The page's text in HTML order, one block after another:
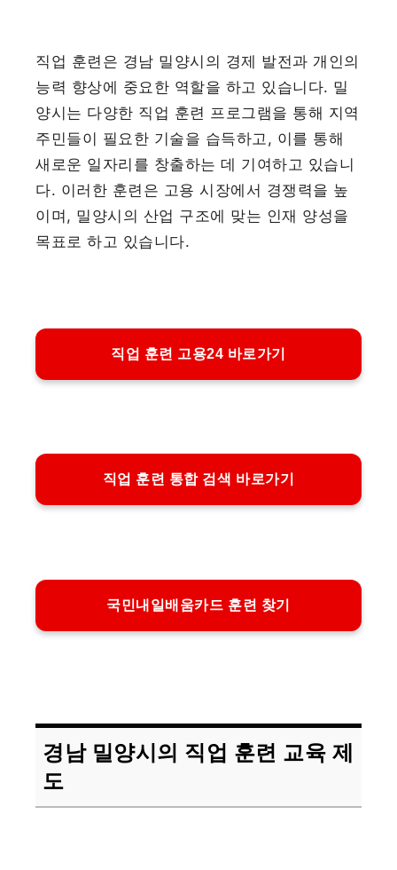
직업 훈련은 경남 밀양시의 경제 발전과 개인의
능력 향상에 중요한 역할을 하고 있습니다. 밀
양시는 다양한 직업 훈련 프로그램을 통해 지역
주민들이 필요한 기술을 습득하고, 이를 통해
새로운 일자리를 창출하는 데 기여하고 있습니
다. 이러한 훈련은 고용 시장에서 경쟁력을 높
이며, 밀양시의 산업 구조에 맞는 인재 양성을
목표로 하고 있습니다.
직업 훈련 고용24 바로가기
직업 훈련 통합 검색 바로가기
국민내일배움카드 훈련 찾기
경남 밀양시의 직업 훈련 교육 제
도